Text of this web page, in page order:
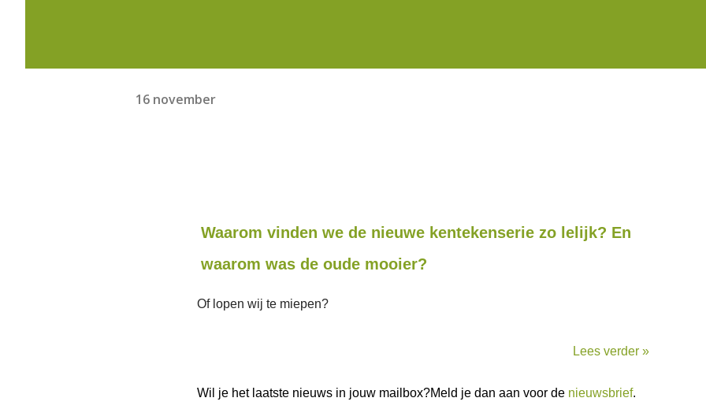
16 november
Waarom vinden we de nieuwe kentekenserie zo lelijk? En
waarom was de oude mooier?
Of lopen wij te miepen?
Lees verder »
Wil je het laatste nieuws in jouw mailbox?Meld je dan aan voor de nieuwsbrief.